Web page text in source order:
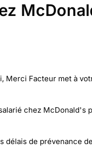
Merci Facteur met à
chez McDonald's
délais de prévenance